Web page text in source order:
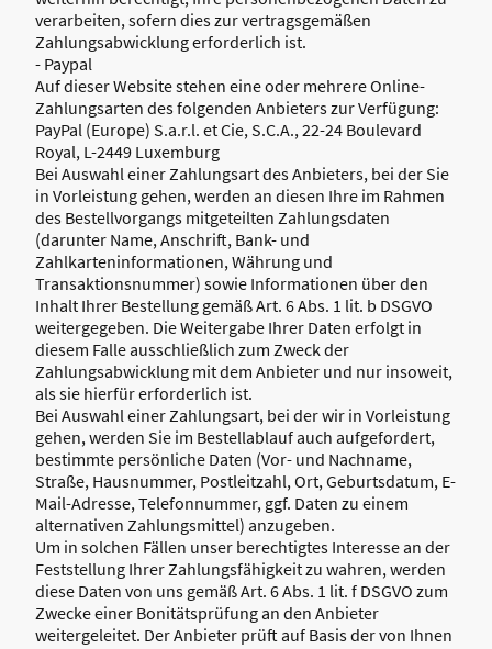
verarbeiten, sofern dies zur vertragsgemäßen
Zahlungsabwicklung erforderlich ist.
- Paypal
Auf dieser Website stehen eine oder mehrere Online-
Zahlungsarten des folgenden Anbieters zur Verfügung:
PayPal (Europe) S.a.r.l. et Cie, S.C.A., 22-24 Boulevard
Royal, L-2449 Luxemburg
Bei Auswahl einer Zahlungsart des Anbieters, bei der Sie
in Vorleistung gehen, werden an diesen Ihre im Rahmen
des Bestellvorgangs mitgeteilten Zahlungsdaten
(darunter Name, Anschrift, Bank- und
Zahlkarteninformationen, Währung und
Transaktionsnummer) sowie Informationen über den
Inhalt Ihrer Bestellung gemäß Art. 6 Abs. 1 lit. b DSGVO
weitergegeben. Die Weitergabe Ihrer Daten erfolgt in
diesem Falle ausschließlich zum Zweck der
Zahlungsabwicklung mit dem Anbieter und nur insoweit,
als sie hierfür erforderlich ist.
Bei Auswahl einer Zahlungsart, bei der wir in Vorleistung
gehen, werden Sie im Bestellablauf auch aufgefordert,
bestimmte persönliche Daten (Vor- und Nachname,
Straße, Hausnummer, Postleitzahl, Ort, Geburtsdatum, E-
Mail-Adresse, Telefonnummer, ggf. Daten zu einem
alternativen Zahlungsmittel) anzugeben.
Um in solchen Fällen unser berechtigtes Interesse an der
Feststellung Ihrer Zahlungsfähigkeit zu wahren, werden
diese Daten von uns gemäß Art. 6 Abs. 1 lit. f DSGVO zum
Zwecke einer Bonitätsprüfung an den Anbieter
weitergeleitet. Der Anbieter prüft auf Basis der von Ihnen